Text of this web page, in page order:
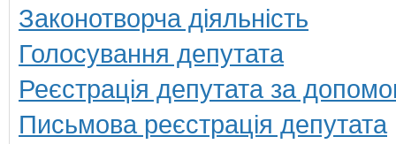
Законотворча діяльність
Голосування депутата
Реєстрація депутата за
Письмова реєстрація депутата